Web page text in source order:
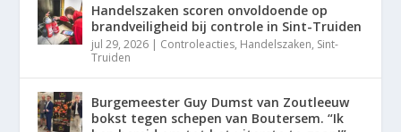
Handelszaken scoren onvoldoende op
brandveiligheid bij controle in Sint-Truiden
jul 29, 2026 | Controleacties, Handelszaken, Sint-
Truiden
Burgemeester Guy Dumst van Zoutleeuw
bokst tegen schepen van Boutersem. “Ik